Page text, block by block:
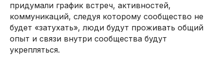
придумали график встреч, активностей,
коммуникаций, следуя которому сообщество не
будет «затухать», люди будут проживать общий
опыт и связи внутри сообщества будут
укрепляться.
Амбассадоры будут помогать